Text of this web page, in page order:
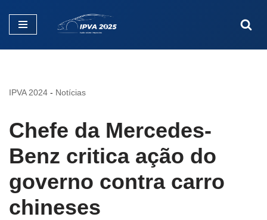
Pular
IPVA 2024 - Notícias
Chefe da Mercedes-
Benz critica ação do
governo contra carro
chineses